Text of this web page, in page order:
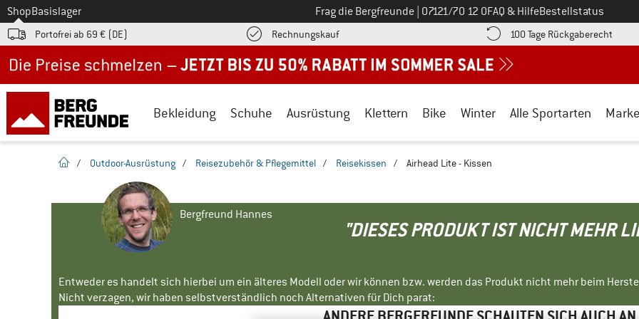
Zum
ShopBasislager Frag die Bergfreunde Ruf uns an unter
07121/70 12 0FAQ & HilfeBestellstatus
Portofrei ab 69 € (DE) RechnungskaufFinde die Zahlungs-Infos hier! Öffnet sich in einer Infobox
100 Tage Rückgaberecht
Bekleidung Schuhe Ausrüstung Klettern Bike Winter Alle Sportarten
Startseite
/ Outdoor-Ausrüstung / Reisezubehör & Pflegemittel / Reisekissen / Airhead Lite - Kissen
Bergfreund Hannes
"DIESES PRODUKT IST NICHT MEHR
Entweder es handelt sich hierbei um ein älteres Modell oder wir können bzw. werden das Produkt nicht mehr beim
Nicht verzagen, wir haben selbstverständlich noch Alternativen für Dich parat: